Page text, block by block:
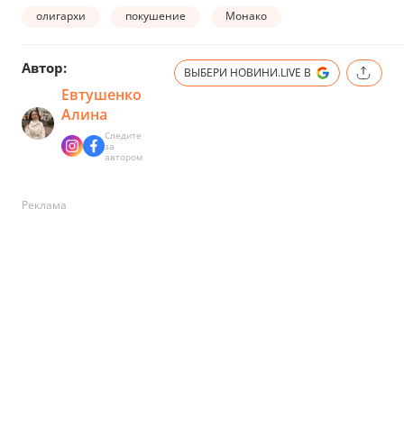
олигархи покушение Монако
Автор:
Евтушенко
Алина
Следите
за
автором
ВЫБЕРИ НОВИНИ.LIVE В
Реклама